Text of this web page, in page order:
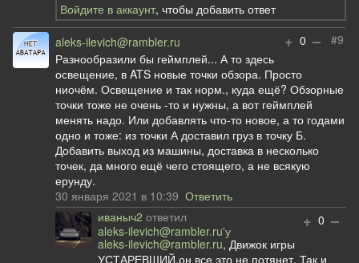
Войдите в аккаунт, чтобы добавить ответ
#9
+ 0 –
aleks-ilevich@rambler.ru
Разнообразили бы геймплей... А то здесь
освещение, в ATS новые точки обзора. Просто
ниочём. Освещение и так норм., куда ещё? Обзорные
точки тоже не очень -то и нужны, а вот геймплей
менять надо. Или добавлять что-то новое, а то годами
одно и тоже: из точки А доставил груз в точку Б.
Добавить выход из машины, доставка в несколько
точек, да много ещё чего стоящего, а не всякую
ерунду.
30 января 2021 в 10:39 Ответить
+ 0 –
иваныч2 ответил
aleks-ilevich@rambler.ru'у
aleks-ilevich@rambler.ru, Движок игры
УСТАРЕВШИЙ,он все это не потянет. Так и